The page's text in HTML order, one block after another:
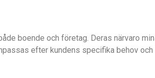
boende och företag. Deras närvaro
efter kundens specifika behov